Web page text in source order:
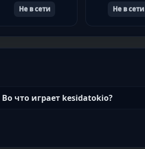
Не в сети Не в сети
Во что играет kesidatokio?